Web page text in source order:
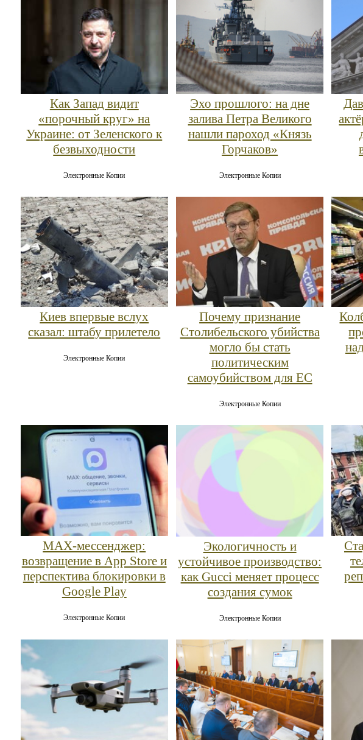
Как Запад видит
«порочный круг» на
Украине: от Зеленского к
безвыходности
Электронные Копии
Эхо прошлого: на дне
залива Петра Великого
нашли пароход «Князь
Горчаков»
Электронные Копии
Киев впервые вслух
сказал: штабу прилетело
Электронные Копии
Почему признание
Столибельского убийства
могло бы стать
политическим
самоубийством для ЕС
Электронные Копии
MAX‑мессенджер:
возвращение в App Store и
перспектива блокировки в
Google Play
Электронные Копии
Экологичность и
устойчивое производство:
как Gucci меняет процесс
создания сумок
Электронные Копии